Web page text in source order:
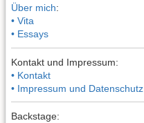
Über mich:
• Vita
• Essays
Kontakt und Impressum:
• Kontakt
• Impressum und Datenschutz
Backstage: